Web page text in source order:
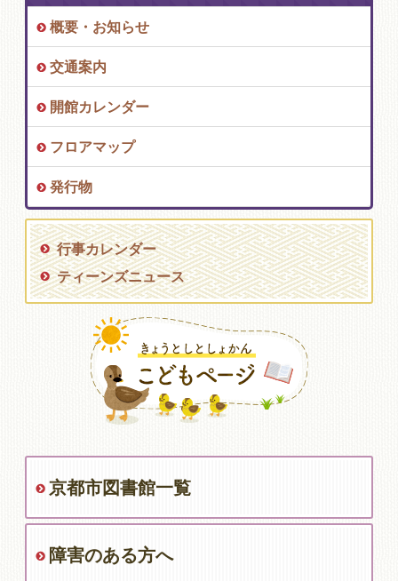
概要・お知らせ
交通案内
開館カレンダー
フロアマップ
発行物
行事カレンダー
ティーンズニュース
京都市図書館一覧
障害のある方へ